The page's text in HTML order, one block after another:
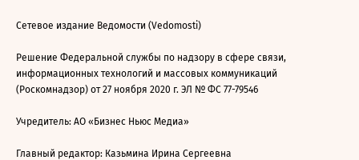
Сетевое издание Ведомости (Vedomosti)
Решение Федеральной службы по надзору в сфере связи,
информационных технологий и массовых коммуникаций
(Роскомнадзор) от 27 ноября 2020 г. ЭЛ № ФС 77-79546
Учредитель: АО «Бизнес Ньюс Медиа»
Главный редактор: Казьмина Ирина Сергеевна